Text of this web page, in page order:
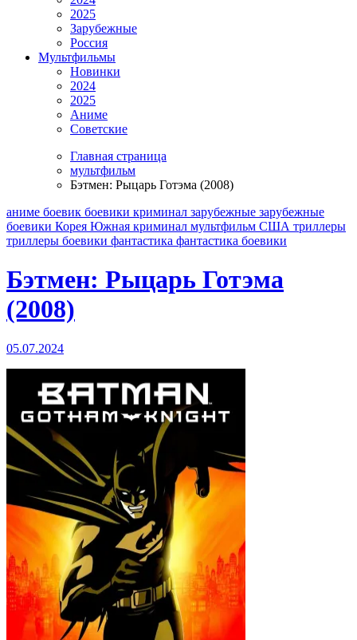
2025
Зарубежные
Россия
Мультфильмы
Новинки
2024
2025
Аниме
Советские
Главная страница
мультфильм
Бэтмен: Рыцарь Готэма (2008)
аниме боевик боевики криминал зарубежные зарубежные
боевики Корея Южная криминал мультфильм США триллеры
триллеры боевики фантастика фантастика боевики
Бэтмен: Рыцарь Готэма
(2008)
05.07.2024